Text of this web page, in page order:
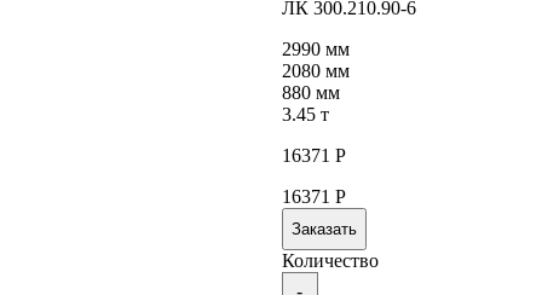
ЛК 300.210.90-6
2990 мм
2080 мм
880 мм
3.45 т
16371 Р
16371 Р
Заказать
Количество